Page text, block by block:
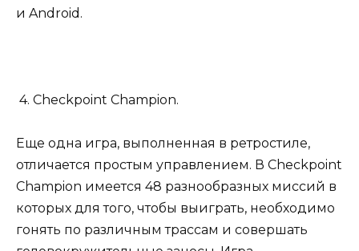
и Android.
4. Checkpoint Champion.
Еще одна игра, выполненная в ретростиле,
отличается простым управлением. В Checkpoint
Champion имеется 48 разнообразных миссий в
которых для того, чтобы выиграть, необходимо
гонять по различным трассам и совершать